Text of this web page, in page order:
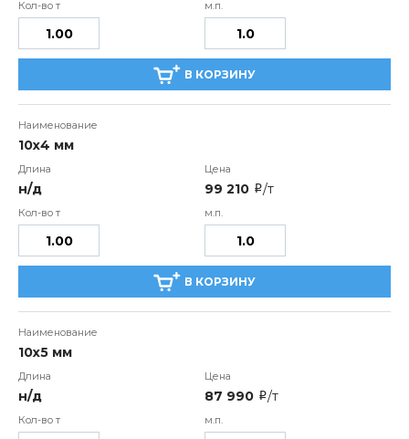
В КОРЗИНУ
10х4 мм
н/д 99 210 i/т
В КОРЗИНУ
10х5 мм
н/д 87 990 i/т